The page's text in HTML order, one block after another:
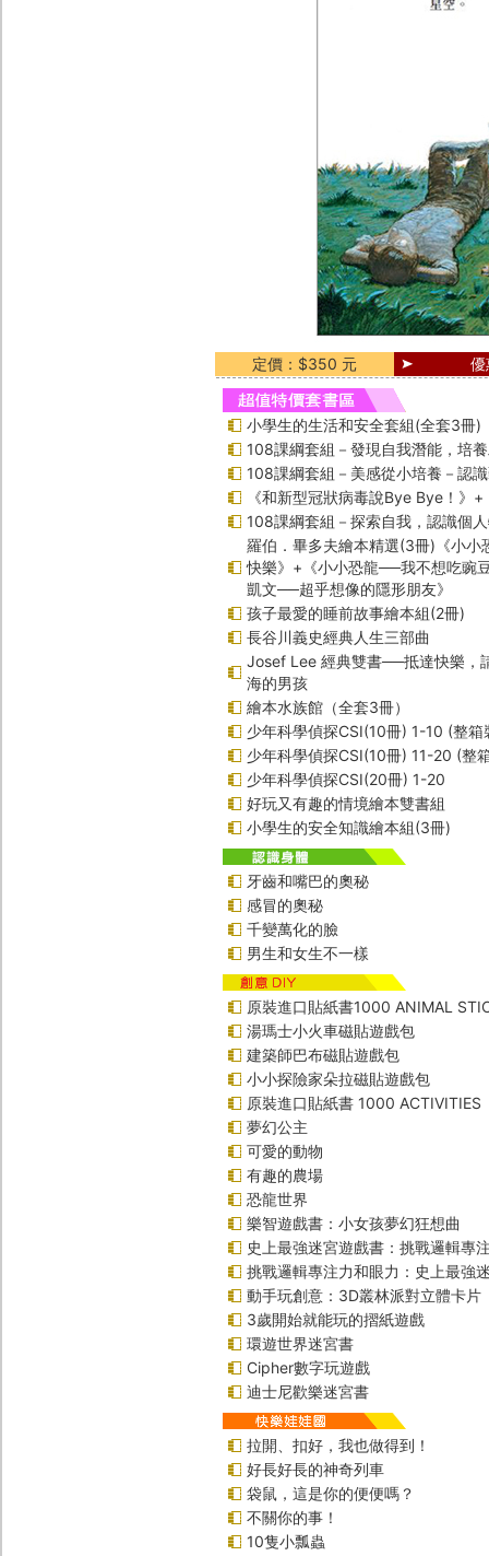
定價：$350 元
小學生的生活和安全套組(全套3冊)
108課綱套組－發現自我潛能，培
108課綱套組－美感從小培養－認
《和新型冠狀病毒說Bye Bye！》
108課綱套組－探索自我，認識個
羅伯．畢多夫繪本精選(3冊)《小
快樂》+《小小恐龍──我不想吃豌
凱文──超乎想像的隱形朋友》
孩子最愛的睡前故事繪本組(2冊)
長谷川義史經典人生三部曲
Josef Lee 經典雙書──抵達快樂，
海的男孩
繪本水族館（全套3冊）
少年科學偵探CSI(10冊) 1-10 (整箱
少年科學偵探CSI(10冊) 11-20 (整
少年科學偵探CSI(20冊) 1-20
好玩又有趣的情境繪本雙書組
小學生的安全知識繪本組(3冊)
牙齒和嘴巴的奧秘
感冒的奧秘
千變萬化的臉
男生和女生不一樣
原裝進口貼紙書1000 ANIMAL
湯瑪士小火車磁貼遊戲包
建築師巴布磁貼遊戲包
小小探險家朵拉磁貼遊戲包
原裝進口貼紙書 1000 ACTIVITIES
夢幻公主
可愛的動物
有趣的農場
恐龍世界
樂智遊戲書：小女孩夢幻狂想曲
史上最強迷宮遊戲書：挑戰邏輯專
挑戰邏輯專注力和眼力：史上最強
動手玩創意：3D叢林派對立體卡片
3歲開始就能玩的摺紙遊戲
環遊世界迷宮書
Cipher數字玩遊戲
迪士尼歡樂迷宮書
拉開、扣好，我也做得到！
好長好長的神奇列車
袋鼠，這是你的便便嗎？
不關你的事！
10隻小瓢蟲